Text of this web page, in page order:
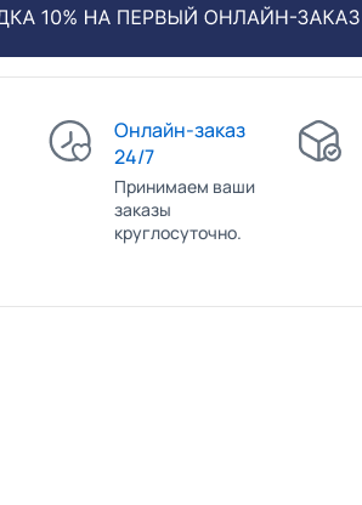
Онлайн-заказ
24/7
Принимаем ваши
заказы
круглосуточно.